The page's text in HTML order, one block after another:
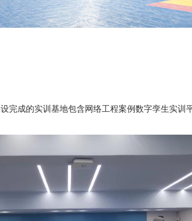
完成的实训基地包含网络工程案例数字孪生实